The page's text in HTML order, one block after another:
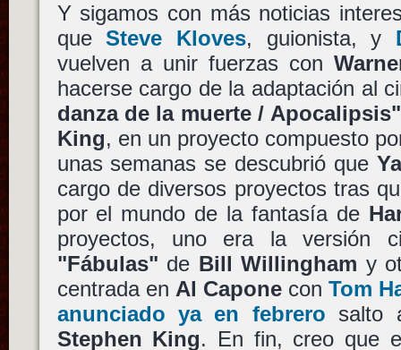
Y sigamos con más noticias
queSteve Kloves, guionista, y
vuelven a unir fuerzas con
hacerse cargo de la adaptación al
danza de la muerte / Apocalipsis"
King, en un proyecto compuesto
unas semanas se descubrió que
cargo de diversos proyectos tras
por el mundo de la fantasía de
proyectos, uno era la versión
"Fábulas" de Bill Willingham y
centrada en Al Caponecon Tom
anunciado ya en febrero salto
Stephen King. En fin, creo que